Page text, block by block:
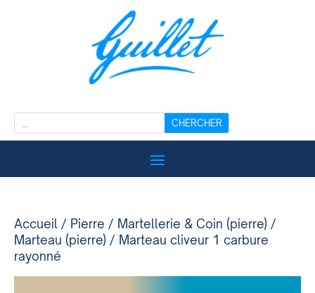
Accueil / Pierre / Martellerie & Coin (pierre) /
Marteau (pierre) / Marteau cliveur 1 carbure
rayonné